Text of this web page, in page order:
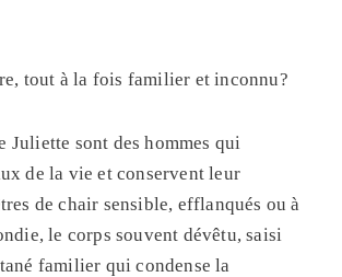
tout à la fois familier et inconnu?
Juliette sont des hommes qui
de la vie et conservent leur
de chair sensible, efflanqués ou à
le corps souvent dévêtu, saisi
familier qui condense la